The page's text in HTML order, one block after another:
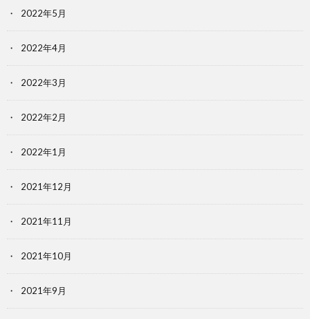
2022年5月
2022年4月
2022年3月
2022年2月
2022年1月
2021年12月
2021年11月
2021年10月
2021年9月